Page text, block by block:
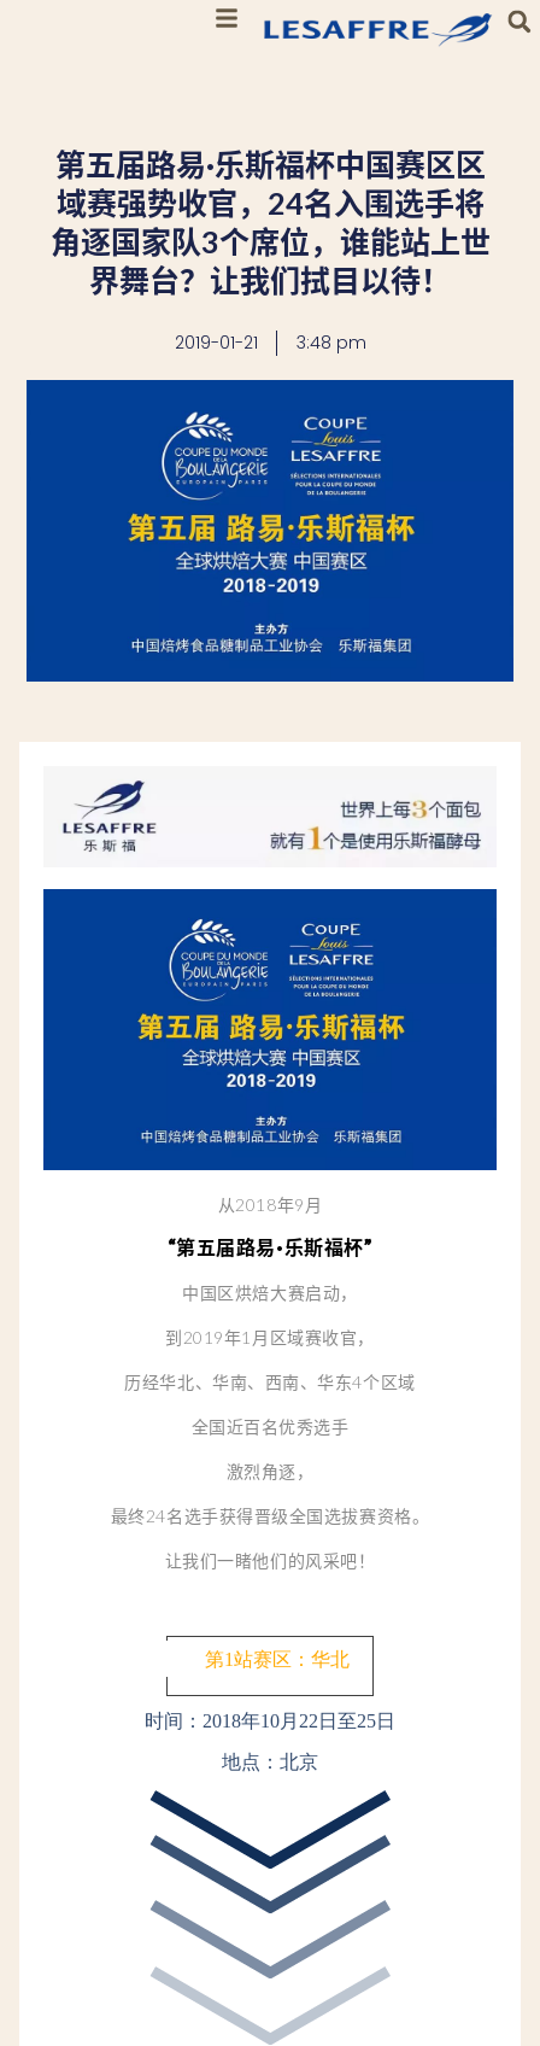
第五届路易·乐斯福杯中国赛区区
域赛强势收官，24名入围选手将
角逐国家队3个席位，谁能站上世
界舞台？让我们拭目以待！
2019-01-21 3:48 pm
从2018年9月
“第五届路易·乐斯福杯”
中国区烘焙大赛启动，
到2019年1月区域赛收官，
历经华北、华南、西南、华东4个区域
全国近百名优秀选手
激烈角逐，
最终24名选手获得晋级全国选拔赛资格。
让我们一睹他们的风采吧！
第1站赛区：华北
时间：2018年10月22日至25日
地点：北京